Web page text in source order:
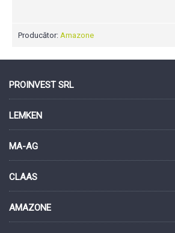
Producător: Amazone
PROINVEST SRL
LEMKEN
MA-AG
CLAAS
AMAZONE